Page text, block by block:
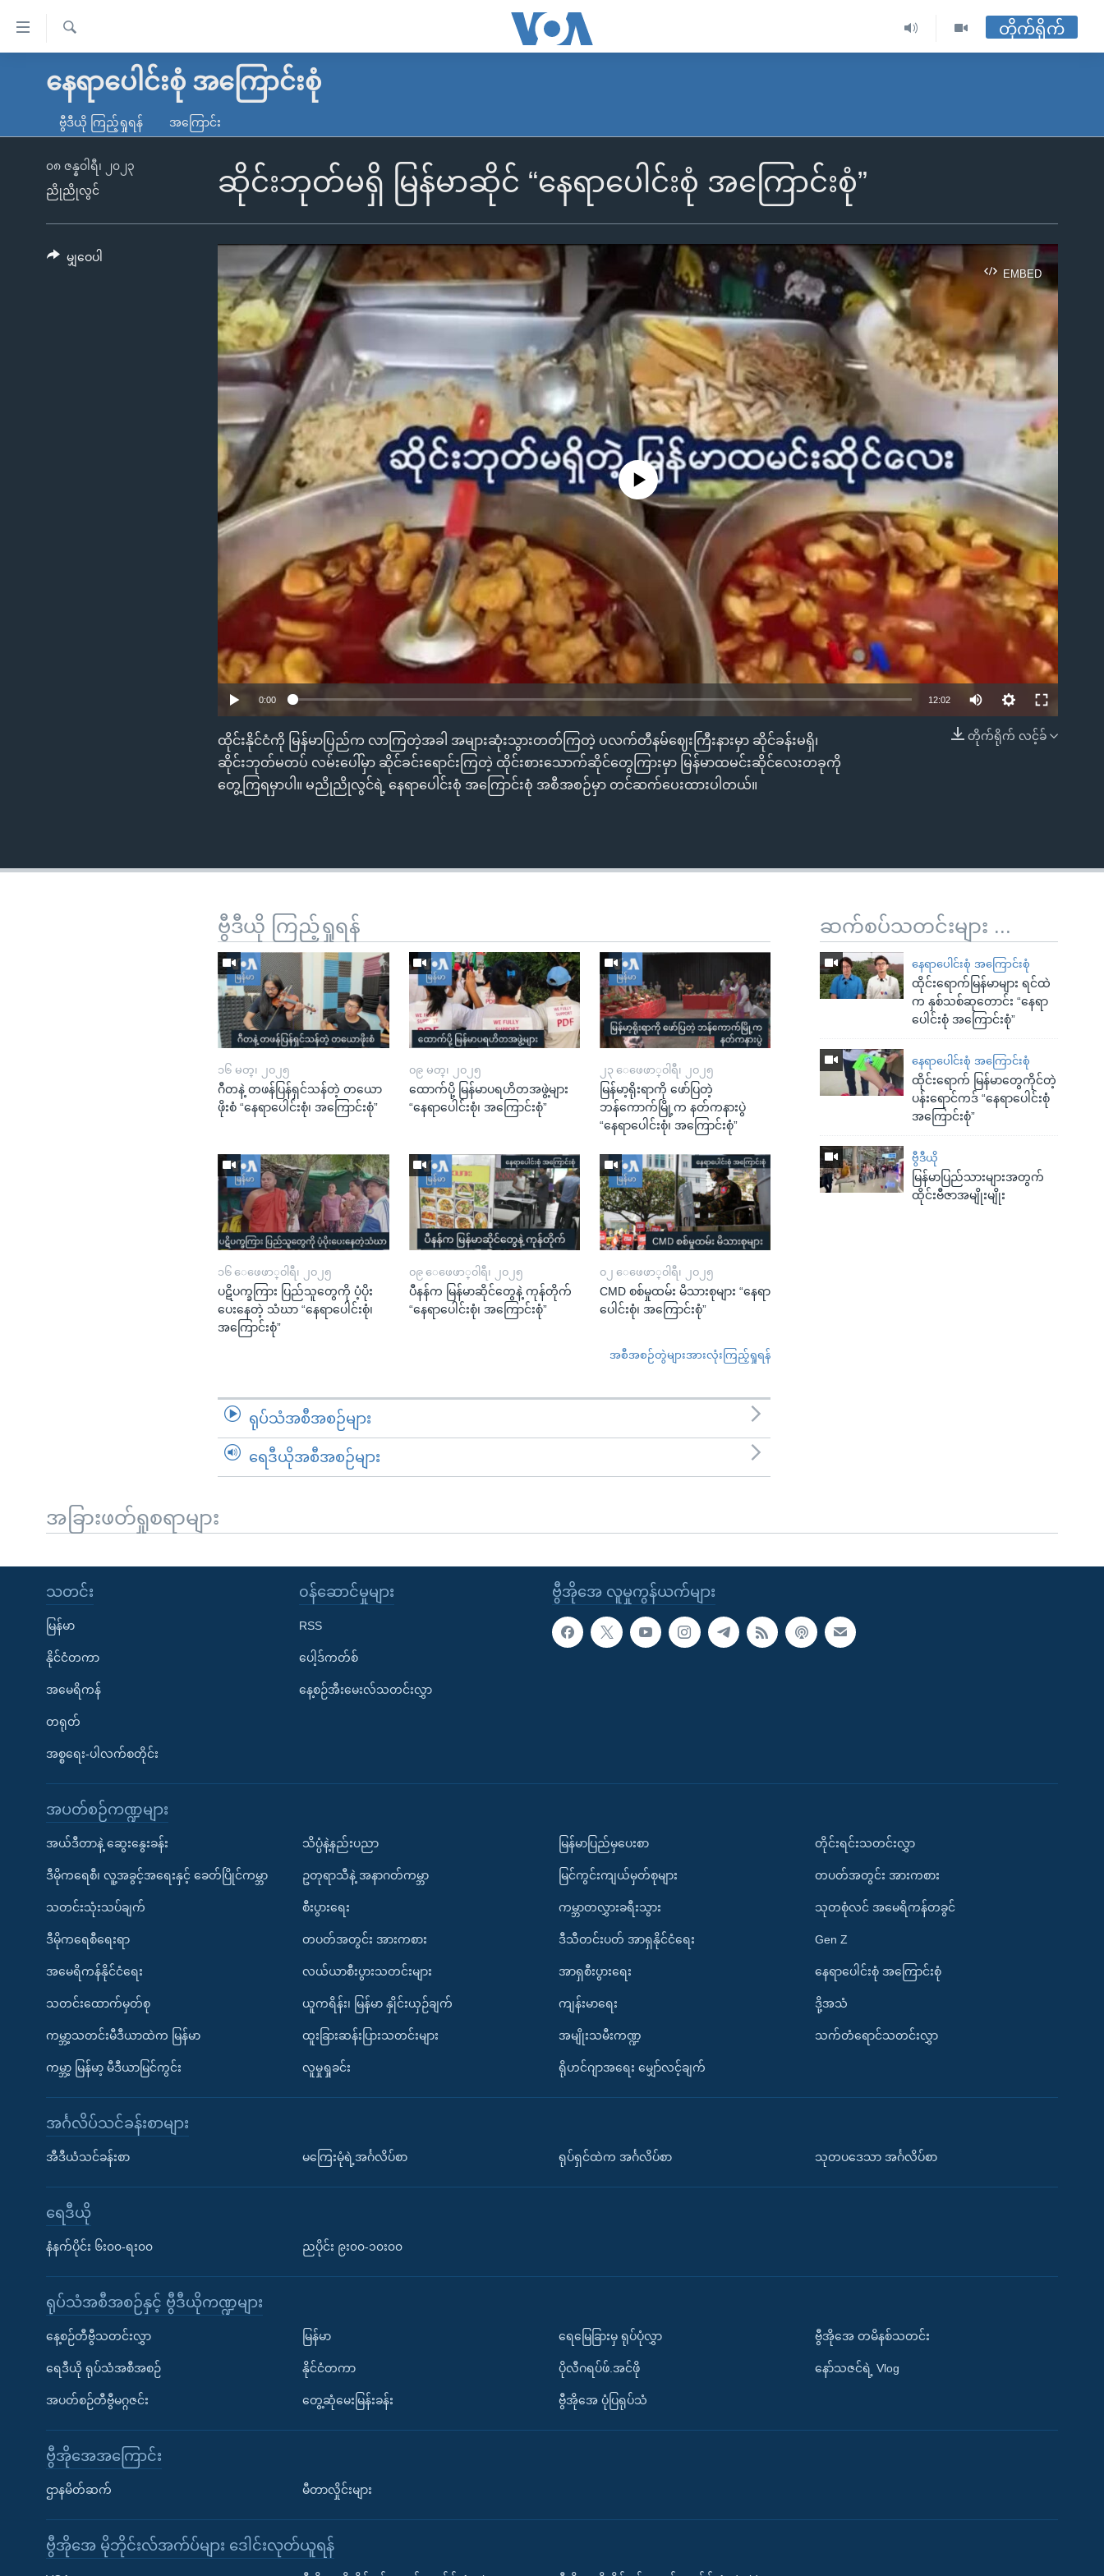
လွယ်ကူ
သည့်
မူလစာမျက်နှာ
ကမ္ဘာ့သတင်းများ
နိုင်ငံတကာ
အမေရိကန်
တရုတ်
အစ္စရေး-ပါလက်စတိုင်း
သတင်းလွတ်လပ်ခွင့်
ရပ်ဝန်းတခု လမ်းတခု အလွန်
အင်္ဂလိပ်စာလေ့လာမယ်
Learning English
ရ
တိုက်ရိုက်
နေရာပေါင်းစုံ အကြောင်းစုံ
ဗွီဒီယို ကြည့်ရှုရန် အကြောင်း
ဆိုင်းဘုတ်မရှိ မြန်မာဆိုင် “နေရာပေါင်းစုံ အကြောင်းစုံ”
၀၈ ဇန္နဝါရီ၊ ၂၀၂၃
ညိုညိုလွင်
EMBED
EMBED
No media source currently available
0:00 12:02
တိုက်ရိုက် လင့်ခ်
ထိုင်းနိုင်ငံကို မြန်မာပြည်က လာကြတဲ့အခါ အများဆုံးသွားတတ်ကြတဲ့ ပလက်တီနမ်ဈေးကြီးနားမှာ ဆိုင်ခန်းမရှိ၊
ဆိုင်းဘုတ်မတပ် လမ်းပေါ်မှာ ဆိုင်ခင်းရောင်းကြတဲ့ ထိုင်းစားသောက်ဆိုင်တွေကြားမှာ မြန်မာထမင်းဆိုင်လေးတခုကို
တွေ့ကြရမှာပါ။ မညိုညိုလွင်ရဲ့ နေရာပေါင်းစုံ အကြောင်းစုံ အစီအစဉ်မှာ တင်ဆက်ပေးထားပါတယ်။
မျှဝေပါ
ဆက်စပ်သတင်းများ ...
နေရာပေါင်းစုံ အကြောင်းစုံ
ထိုင်းရောက်မြန်မာများ ရင်ထဲ
က နှစ်သစ်ဆုတောင်း “နေရာ
ပေါင်းစုံ အကြောင်းစုံ”
နေရာပေါင်းစုံ အကြောင်းစုံ
ထိုင်းရောက် မြန်မာတွေကိုင်တဲ့
ပန်းရောင်ကဒ် “နေရာပေါင်းစုံ
အကြောင်းစုံ”
ဗွီဒီယို
မြန်မာပြည်သားများအတွက်
ထိုင်းဗီဇာအမျိုးမျိုး
ဗွီဒီယို ကြည့်ရှုရန်
၁၆ မတ္၊ ၂၀၂၅
ဂီတနဲ့ တဖန်ပြန်ရှင်သန်တဲ့ တယော
ဖိုးစံ “နေရာပေါင်းစုံ၊ အကြောင်းစုံ”
၀၉ မတ္၊ ၂၀၂၅
ထောက်ပို့ မြန်မာပရဟိတအဖွဲ့များ
“နေရာပေါင်းစုံ၊ အကြောင်းစုံ”
၂၃ ေဖေဖာ္၀ါရီ၊ ၂၀၂၅
မြန်မာ့ရိုးရာကို ဖော်ပြတဲ့
ဘန်ကောက်မြို့က နတ်ကနားပွဲ
“နေရာပေါင်းစုံ၊ အကြောင်းစုံ”
၁၆ ေဖေဖာ္၀ါရီ၊ ၂၀၂၅
ပဋိပက္ခကြား ပြည်သူတွေကို ပံ့ပိုး
ပေးနေတဲ့ သံဃာ “နေရာပေါင်းစုံ၊
အကြောင်းစုံ”
၀၉ ေဖေဖာ္၀ါရီ၊ ၂၀၂၅
ပီနန်က မြန်မာဆိုင်တွေနဲ့ ကုန်တိုက်
“နေရာပေါင်းစုံ၊ အကြောင်းစုံ”
၀၂ ေဖေဖာ္၀ါရီ၊ ၂၀၂၅
CMD စစ်မှုထမ်း မိသားစုများ “နေရာ
ပေါင်းစုံ၊ အကြောင်းစုံ”
အစီအစဉ်တွဲများအားလုံးကြည့်ရှုရန်
ရုပ်သံအစီအစဉ်များ
ရေဒီယိုအစီအစဉ်များ
အခြားဖတ်ရှုစရာများ
ဗွီအိုအေ လူမှုကွန်ယက်များ
သတင်း
မြန်မာ
နိုင်ငံတကာ
အမေရိကန်
တရုတ်
အစ္စရေး-ပါလက်စတိုင်း
၀န်ဆောင်မှုများ
RSS
ပေါ့ဒ်ကတ်စ်
နေ့စဉ်အီးမေးလ်သတင်းလွှာ
အပတ်စဉ်ကဏ္ဍများ
အယ်ဒီတာနဲ့ ဆွေးနွေးခန်း
ဒီမိုကရေစီ၊ လူ့အခွင့်အရေးနှင့် ခေတ်ပြိုင်ကမ္ဘာ
သတင်းသုံးသပ်ချက်
ဒီမိုကရေစီရေးရာ
အမေရိကန်နိုင်ငံရေး
သတင်းထောက်မှတ်စု
ကမ္ဘာ့သတင်းမီဒီယာထဲက မြန်မာ
ကမ္ဘာ့ မြန်မာ့ မီဒီယာမြင်ကွင်း
သိပ္ပံနဲ့နည်းပညာ
ဥတုရာသီနဲ့ အနာဂတ်ကမ္ဘာ
စီးပွားရေး
တပတ်အတွင်း အားကစား
လယ်ယာစီးပွားသတင်းများ
ယူကရိန်း၊ မြန်မာ နှိုင်းယှဉ်ချက်
ထူးခြားဆန်းပြားသတင်းများ
လူမှုရှုခင်း
မြန်မာပြည်မှပေးစာ
မြင်ကွင်းကျယ်မှတ်စုများ
ကမ္ဘာတလွှားခရီးသွား
ဒီသီတင်းပတ် အာရှနိုင်ငံရေး
အာရှစီးပွားရေး
ကျန်းမာရေး
အမျိုးသမီးကဏ္ဍ
ရိုဟင်ဂျာအရေး မျှော်လင့်ချက်
တိုင်းရင်းသတင်းလွှာ
တပတ်အတွင်း အားကစား
သုတစုံလင် အမေရိကန်တခွင်
Gen Z
နေရာပေါင်းစုံ အကြောင်းစုံ
ဒို့အသံ
သက်တံရောင်သတင်းလွှာ
အင်္ဂလိပ်သင်ခန်းစာများ
အီဒီယံသင်ခန်းစာ မကြေးမုံရဲ့အင်္ဂလိပ်စာ ရုပ်ရှင်ထဲက အင်္ဂလိပ်စာ သုတပဒေသာ အင်္ဂလိပ်စာ
ရေဒီယို
နံနက်ပိုင်း ၆း၀၀-ရး၀၀ ညပိုင်း ၉း၀၀-၁၀း၀၀
ရုပ်သံအစီအစဉ်နှင့် ဗွီဒီယိုကဏ္ဍများ
နေ့စဉ်တီဗွီသတင်းလွှာ
ရေဒီယို ရုပ်သံအစီအစဉ်
အပတ်စဉ်တီဗွီမဂ္ဂဇင်း
မြန်မာ
နိုင်ငံတကာ
တွေ့ဆုံမေးမြန်းခန်း
ရေမြေခြားမှ ရုပ်ပုံလွှာ
ပိုလီဂရပ်ဖ်.အင်ဖို
ဗွီအိုအေ ပုံပြရုပ်သံ
ဗွီအိုအေ တမိနစ်သတင်း
နော်သဇင်ရဲ့ Vlog
ဗွီအိုအေအကြောင်း
ဌာနမိတ်ဆက် မီတာလှိုင်းများ
ဗွီအိုအေ မိုဘိုင်းလ်အက်ပ်များ ဒေါင်းလုတ်ယူရန်